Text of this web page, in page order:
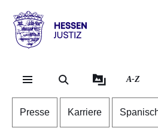
Hessen
Justiz
A-Z
Presse Karriere